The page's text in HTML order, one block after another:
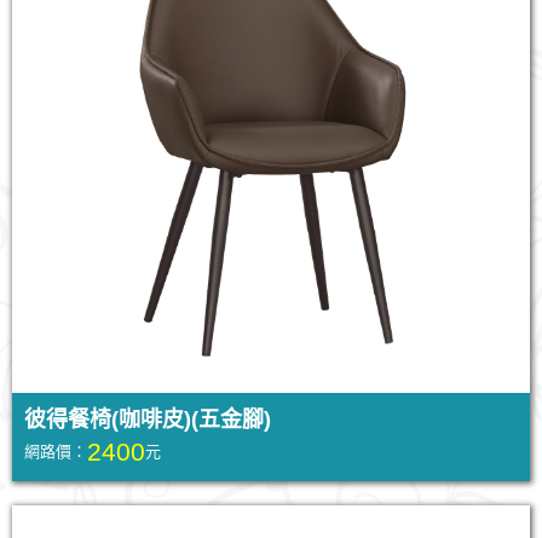
彼得餐椅(咖啡皮)(五金腳)
網路價： 2400元